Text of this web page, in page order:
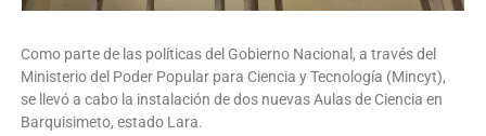
Como parte de las políticas del Gobierno Nacional, a través del
Ministerio del Poder Popular para Ciencia y Tecnología (Mincyt),
se llevó a cabo la instalación de dos nuevas Aulas de Ciencia en
Barquisimeto, estado Lara.